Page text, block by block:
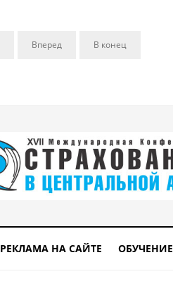
Вперед В конец
РЕКЛАМА НА САЙТЕ ОБУЧЕНИЕ